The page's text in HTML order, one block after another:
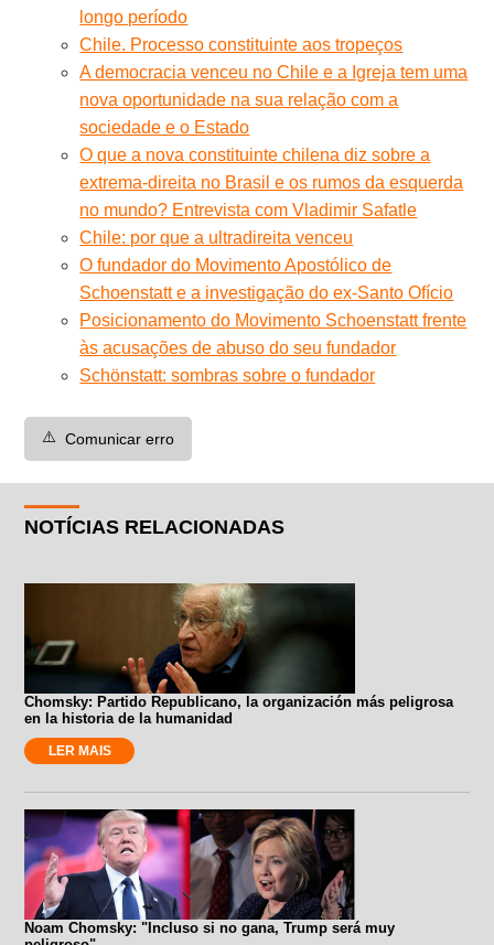
longo período
Chile. Processo constituinte aos tropeços
A democracia venceu no Chile e a Igreja tem uma
nova oportunidade na sua relação com a
sociedade e o Estado
O que a nova constituinte chilena diz sobre a
extrema-direita no Brasil e os rumos da esquerda
no mundo? Entrevista com Vladimir Safatle
Chile: por que a ultradireita venceu
O fundador do Movimento Apostólico de
Schoenstatt e a investigação do ex-Santo Ofício
Posicionamento do Movimento Schoenstatt frente
às acusações de abuso do seu fundador
Schönstatt: sombras sobre o fundador
⚠️ Comunicar erro
NOTÍCIAS RELACIONADAS
Chomsky: Partido Republicano, la organización más peligrosa
en la historia de la humanidad
LER MAIS
Noam Chomsky: "Incluso si no gana, Trump será muy